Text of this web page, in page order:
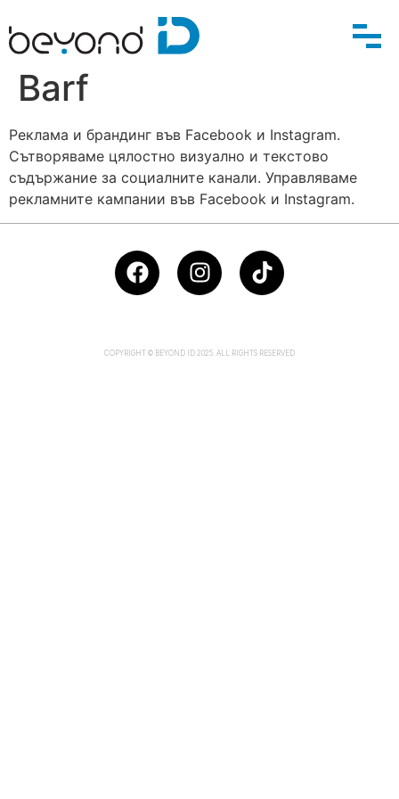
Barf
Реклама и брандинг във Facebook и Instagram.
Сътворяваме цялостно визуално и текстово
съдържание за социалните канали. Управляваме
рекламните кампании във Facebook и Instagram.
COPYRIGHT © BEYOND ID 2025. ALL RIGHTS RESERVED